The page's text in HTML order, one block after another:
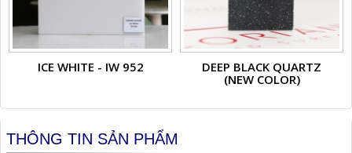
ICE WHITE - IW 952
DEEP BLACK QUARTZ
(NEW COLOR)
THÔNG TIN SẢN PHẨM